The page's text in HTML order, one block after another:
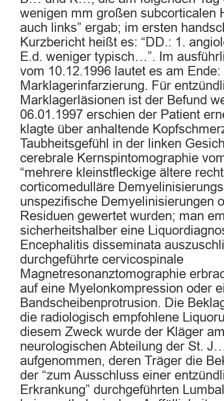
wenigen mm großen subcorticalen
auch links” ergab; im ersten
Kurzbericht heißt es: “DD.: 1.
E.d. weniger typisch…”. Im
vom 10.12.1996 lautet es am Ende:
Marklagerinfarzierung. Für
Marklagerläsionen ist der Befund
06.01.1997 erschien der Patient
klagte über anhaltende
Taubheitsgefühl in der linken
cerebrale Kernspintomographie
“mehrere kleinstfleckige ältere
corticomedulläre
unspezifische Demyelinisierungen
Residuen gewertet wurden; man
sicherheitshalber eine
Encephalitis disseminata
durchgeführte cervicospinale
Magnetresonanztomographie
auf eine Myelonkompression oder
Bandscheibenprotrusion. Die
die radiologisch empfohlene
diesem Zweck wurde der Kläger
neurologischen Abteilung der St.
aufgenommen, deren Träger die
der “zum Ausschluss einer
Erkrankung” durchgeführten